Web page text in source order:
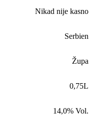
Nikad nije kasno
Serbien
Župa
0,75L
14,0% Vol.